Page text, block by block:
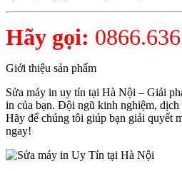
Hãy gọi:
Giới thiệu sản phẩm
Sửa máy in uy tín tại Hà Nội – Giải
in của bạn. Đội ngũ kinh nghiệm, dịch
Hãy để chúng tôi giúp bạn giải quyết
ngay!